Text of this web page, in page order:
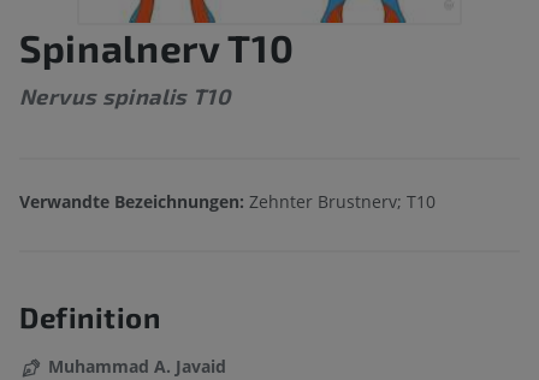
Spinalnerv T10
Nervus spinalis T10
Verwandte Bezeichnungen: Zehnter Brustnerv; T10
Definition
Muhammad A. Javaid